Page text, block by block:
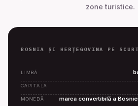
zone turistice.
BOSNIA ȘI HERȚEGOVINA PE SCURT
LIMBĂ
CAPITALA
MONEDĂ marca convertibilă a